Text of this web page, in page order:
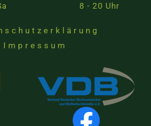
Sa 8 - 20 Uhr
Impressum